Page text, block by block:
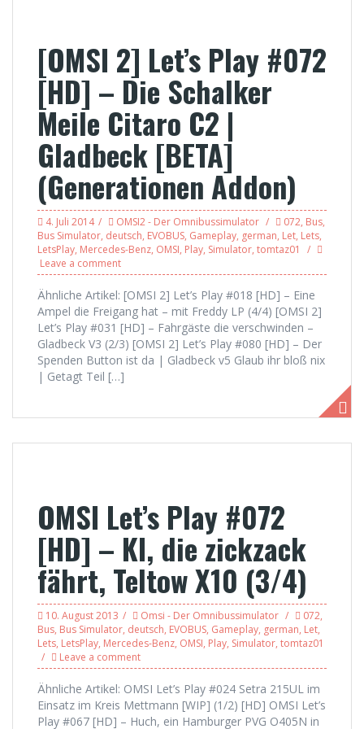
[OMSI 2] Let’s Play #072
[HD] – Die Schalker
Meile Citaro C2 |
Gladbeck [BETA]
(Generationen Addon)
4. Juli 2014 OMSI2 - Der Omnibussimulator 072, Bus,
Bus Simulator, deutsch, EVOBUS, Gameplay, german, Let, Lets,
LetsPlay, Mercedes-Benz, OMSI, Play, Simulator, tomtaz01
Leave a comment
Ähnliche Artikel: [OMSI 2] Let’s Play #018 [HD] – Eine
Ampel die Freigang hat – mit Freddy LP (4/4) [OMSI 2]
Let’s Play #031 [HD] – Fahrgäste die verschwinden –
Gladbeck V3 (2/3) [OMSI 2] Let’s Play #080 [HD] – Der
Spenden Button ist da | Gladbeck v5 Glaub ihr bloß nix
| Getagt Teil […]
OMSI Let’s Play #072
[HD] – KI, die zickzack
fährt, Teltow X10 (3/4)
10. August 2013 Omsi - Der Omnibussimulator 072,
Bus, Bus Simulator, deutsch, EVOBUS, Gameplay, german, Let,
Lets, LetsPlay, Mercedes-Benz, OMSI, Play, Simulator, tomtaz01
Leave a comment
Ähnliche Artikel: OMSI Let’s Play #024 Setra 215UL im
Einsatz im Kreis Mettmann [WIP] (1/2) [HD] OMSI Let’s
Play #067 [HD] – Huch, ein Hamburger PVG O405N in